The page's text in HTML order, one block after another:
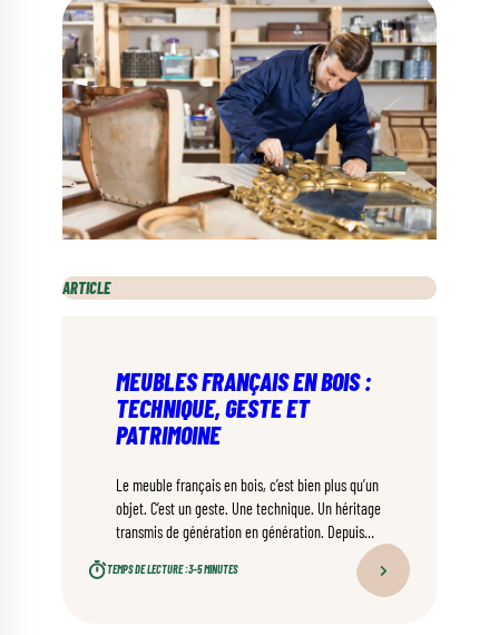
ARTICLE
MEUBLES FRANÇAIS EN BOIS :
TECHNIQUE, GESTE ET
PATRIMOINE
Le meuble français en bois, c’est bien plus qu’un
objet. C’est un geste. Une technique. Un héritage
transmis de génération en génération. Depuis
des siècles, les artisans français façonnent du
mobilier reconnu dans le monde entier pour sa
TEMPS DE LECTURE :3–5 MINUTES